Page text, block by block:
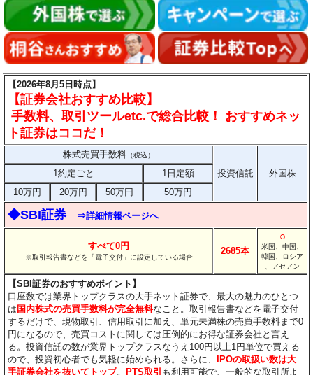
【2026年8月5日時点】
【証券会社おすすめ比較】
手数料、取引ツールetc.で総合比較！ おすすめネッ
ト証券はココだ！
株式売買手数料 （税込）
投資信託 外国株
1約定ごと
1日定額
10万円
20万円 50万円 50万円
◆SBI証券 ⇒詳細情報ページへ
すべて0円
※取引報告書などを「電子交付」に設定している場合
2685本
○
米国、中国、
韓国、ロシア
、アセアン
【SBI証券のおすすめポイント】
口座数では業界トップクラスの大手ネット証券で、最大の魅力のひとつ
は 国内株式の売買手数料が完全無料なこと。取引報告書などを電子交付
するだけで、現物取引、信用取引に加え、単元未満株の売買手数料まで0
円になるので、売買コストに関しては圧倒的にお得な証券会社と言え
る。投資信託の数が業界トップクラスなうえ100円以上1円単位で買える
ので、投資初心者でも気軽に始められる。さらに、
IPOの取扱い数は大
手証券会社を抜いてトップ。 PTS取引 も利用可能で、一般的な取引所よ